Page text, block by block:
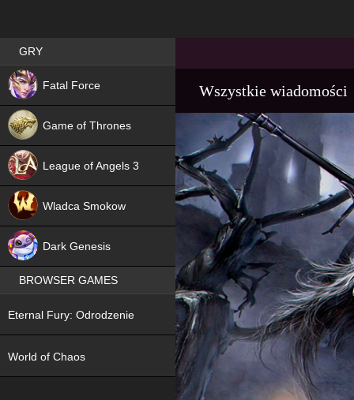
Wszystkie wiadomości
Best RPG games in Poland
GRY
Fatal Force
NEW
Game of Thrones
League of Angels 3
Wladca Smokow
Dark Genesis
BROWSER GAMES
Eternal Fury: Odrodzenie
NEW
World of Chaos
NEW